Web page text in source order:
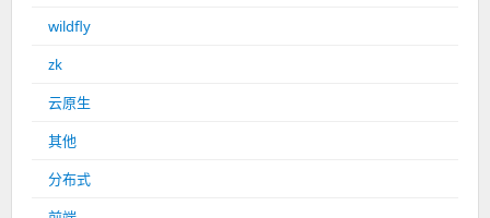
wildfly
zk
云原生
其他
分布式